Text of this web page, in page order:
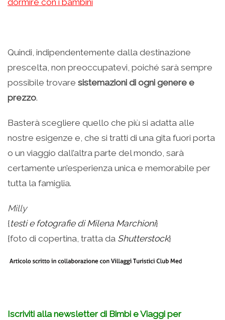
dormire con i bambini
Quindi, indipendentemente dalla destinazione
prescelta, non preoccupatevi, poiché sarà sempre
possibile trovare sistemazioni di ogni genere e
prezzo.
Basterà scegliere quello che più si adatta alle
nostre esigenze e, che si tratti di una gita fuori porta
o un viaggio dall’altra parte del mondo, sarà
certamente un’esperienza unica e memorabile per
tutta la famiglia.
Milly
{testi e fotografie di Milena Marchioni}
{foto di copertina, tratta da Shutterstock}
Iscriviti alla newsletter di Bimbi e Viaggi per